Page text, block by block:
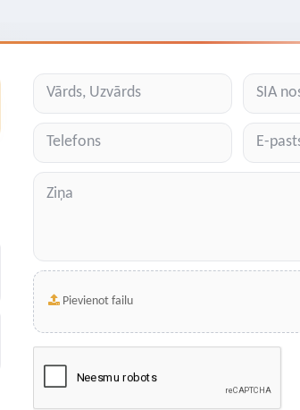
Pievienot failu